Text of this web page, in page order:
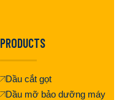
PRODUCTS
Dầu cắt gọt
Dầu mỡ bảo dưỡng máy